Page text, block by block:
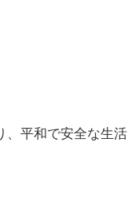
、平和で安全な生活